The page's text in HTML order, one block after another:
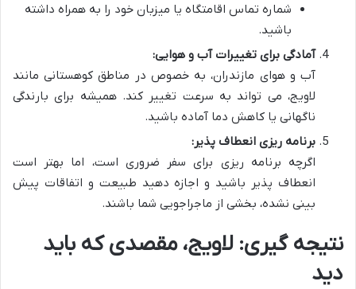
شماره تماس اقامتگاه یا میزبان خود را به همراه داشته
باشید.
آمادگی برای تغییرات آب و هوایی:
آب و هوای مازندران، به خصوص در مناطق کوهستانی مانند
لاویج، می تواند به سرعت تغییر کند. همیشه برای بارندگی
ناگهانی یا کاهش دما آماده باشید.
برنامه ریزی انعطاف پذیر:
اگرچه برنامه ریزی برای سفر ضروری است، اما بهتر است
انعطاف پذیر باشید و اجازه دهید طبیعت و اتفاقات پیش
بینی نشده، بخشی از ماجراجویی شما باشند.
نتیجه گیری: لاویج، مقصدی که باید
دید